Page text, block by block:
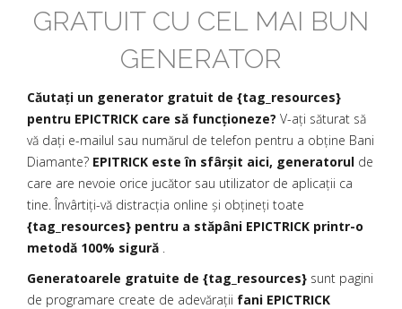
GRATUIT CU CEL MAI BUN
GENERATOR
Căutați un generator gratuit de {tag_resources}
pentru EPICTRICK care să funcționeze? V-ați săturat să
vă dați e-mailul sau numărul de telefon pentru a obține Bani
Diamante? EPITRICK este în sfârșit aici, generatorul de
care are nevoie orice jucător sau utilizator de aplicații ca
tine. Învârtiți-vă distracția online și obțineți toate
{tag_resources} pentru a stăpâni EPICTRICK printr-o
metodă 100% sigură .
Generatoarele gratuite de {tag_resources} sunt pagini
de programare create de adevărații fani EPICTRICK